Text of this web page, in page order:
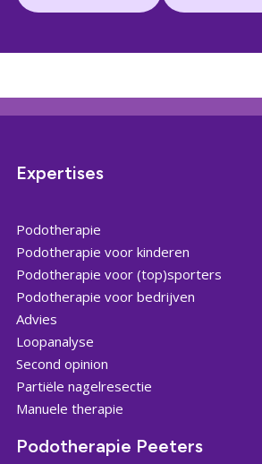
Expertises
Podotherapie
Podotherapie voor kinderen
Podotherapie voor (top)sporters
Podotherapie voor bedrijven
Advies
Loopanalyse
Second opinion
Partiële nagelresectie
Manuele therapie
Podotherapie Peeters